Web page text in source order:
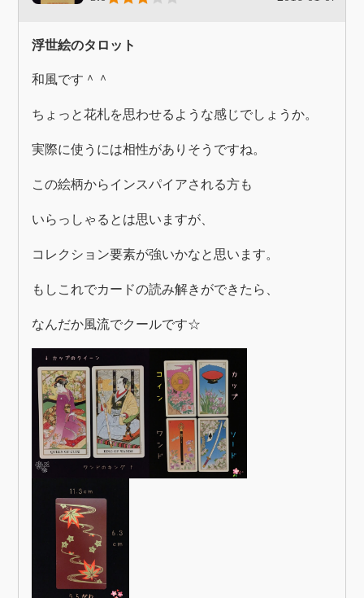
浮世絵のタロット
和風です＾＾
ちょっと花札を思わせるような感じでしょうか。
実際に使うには相性がありそうですね。
この絵柄からインスパイアされる方も
いらっしゃるとは思いますが、
コレクション要素が強いかなと思います。
もしこれでカードの読み解きができたら、
なんだか風流でクールです☆